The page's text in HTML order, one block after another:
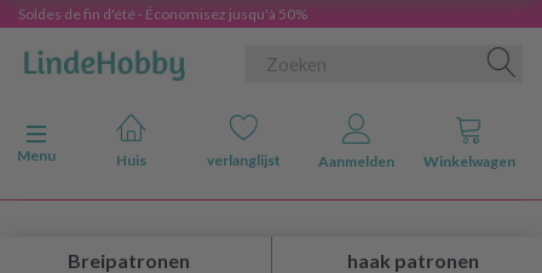
Soldes de fin d'été - Économisez jusqu'à 50%
Navigatie in-/uitschakelen
Menu
Huis verlanglijst Aanmelden Winkelwagen
Breipatronen haak patronen